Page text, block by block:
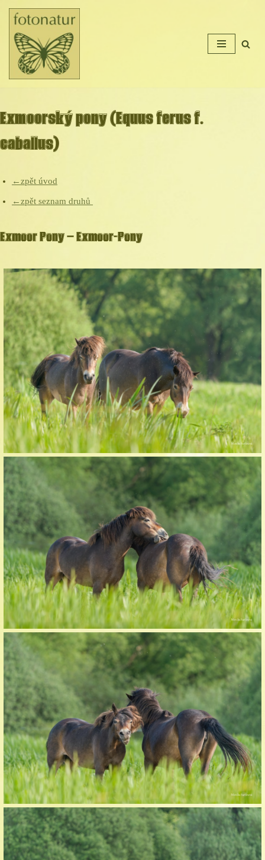
Přeskočit
na
obsah
Exmoorský pony (Equus ferus f.
caballus)
←zpět úvod
←zpět seznam druhů
Exmoor Pony – Exmoor-Pony